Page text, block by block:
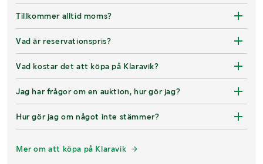
Tillkommer alltid moms?
Vad är reservationspris?
Vad kostar det att köpa på Klaravik?
Jag har frågor om en auktion, hur gör jag?
Hur gör jag om något inte stämmer?
Mer om att köpa på Klaravik